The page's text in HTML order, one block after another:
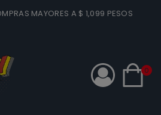
MAYORES A $ 1,099 PESOS
0